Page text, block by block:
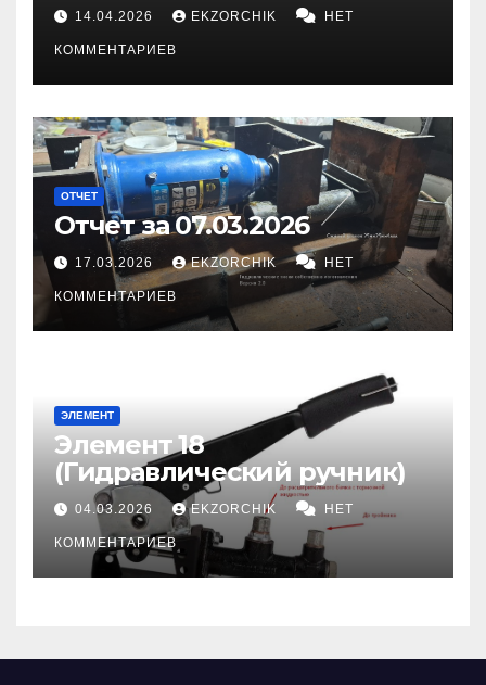
14.04.2026 EKZORCHIK НЕТ
КОММЕНТАРИЕВ
ОТЧЕТ
Отчет за 07.03.2026
17.03.2026 EKZORCHIK НЕТ
КОММЕНТАРИЕВ
ЭЛЕМЕНТ
Элемент 18
(Гидравлический ручник)
04.03.2026 EKZORCHIK НЕТ
КОММЕНТАРИЕВ